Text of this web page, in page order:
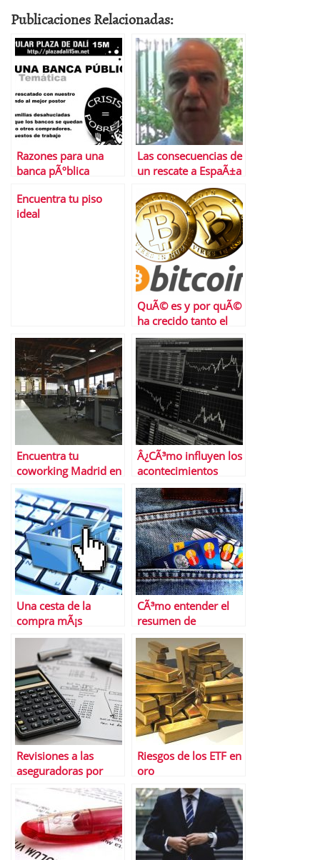
Publicaciones Relacionadas:
Razones para una
banca pÃºblica
Las consecuencias de
un rescate a EspaÃ±a
Encuentra tu piso
ideal
QuÃ© es y por quÃ©
ha crecido tanto el
trading de
criptomonedas
Encuentra tu
coworking Madrid en
Cloudworks
Â¿CÃ³mo influyen los
acontecimientos
histÃ³ricos en el
mercado bursÃ¡til
actual?
Una cesta de la
compra mÃ¡s
racional
CÃ³mo entender el
resumen de
movimientos de tus
tarjetas
Revisiones a las
aseguradoras por
parte de la CNMC
Riesgos de los ETF en
oro